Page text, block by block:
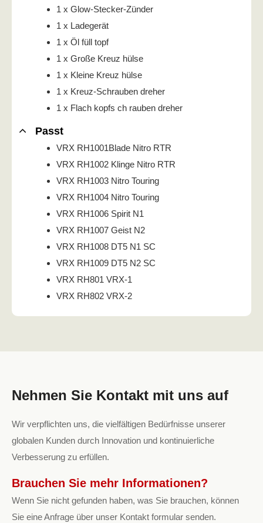
1 x Glow-Stecker-Zünder
1 x Ladegerät
1 x Öl füll topf
1 x Große Kreuz hülse
1 x Kleine Kreuz hülse
1 x Kreuz-Schrauben dreher
1 x Flach kopfs ch rauben dreher
Passt
VRX RH1001Blade Nitro RTR
VRX RH1002 Klinge Nitro RTR
VRX RH1003 Nitro Touring
VRX RH1004 Nitro Touring
VRX RH1006 Spirit N1
VRX RH1007 Geist N2
VRX RH1008 DT5 N1 SC
VRX RH1009 DT5 N2 SC
VRX RH801 VRX-1
VRX RH802 VRX-2
Nehmen Sie Kontakt mit uns auf
Wir verpflichten uns, die vielfältigen Bedürfnisse unserer
globalen Kunden durch Innovation und kontinuierliche
Verbesserung zu erfüllen.
Brauchen Sie mehr Informationen?
Wenn Sie nicht gefunden haben, was Sie brauchen, können
Sie eine Anfrage über unser Kontakt formular senden.